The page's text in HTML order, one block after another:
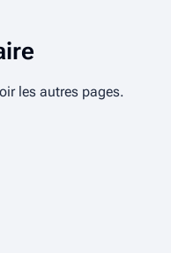
les autres pages.